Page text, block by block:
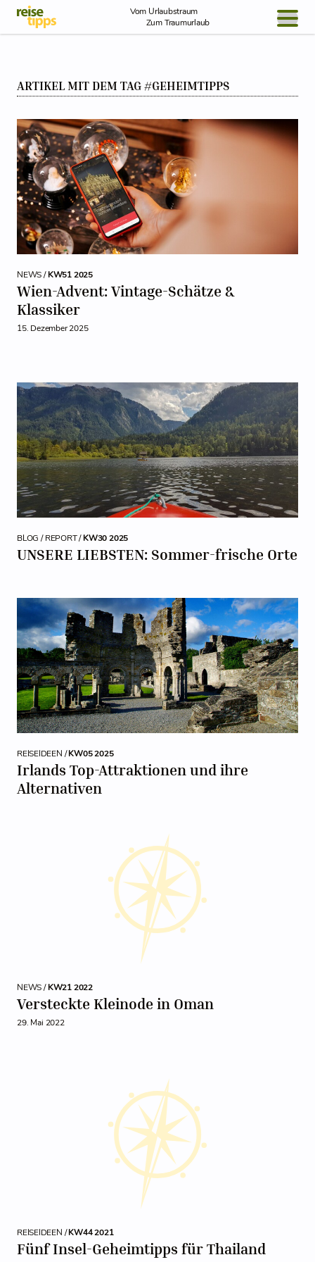
Skip to Content
Vom Urlaubstraum
Zum Traumurlaub
NEWS
ARTIKEL MIT DEM TAG #GEHEIMTIPPS
NEWS /KW51 2025
Wien-Advent: Vintage-Schätze &
Klassiker
15. Dezember 2025
BLOG / REPORT /KW30 2025
UNSERE LIEBSTEN: Sommer-frische Orte
REISEIDEEN /KW05 2025
Irlands Top-Attraktionen und ihre
Alternativen
NEWS /KW21 2022
Versteckte Kleinode in Oman
29. Mai 2022
REISEIDEEN /KW44 2021
Fünf Insel-Geheimtipps für Thailand